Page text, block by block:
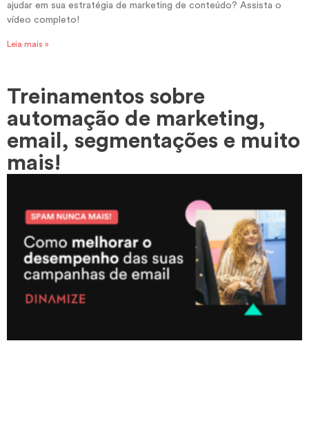
ajudar em sua estratégia de marketing de conteúdo? Assista o
vídeo completo!
Leia mais »
Treinamentos sobre
automação de marketing,
email, segmentações e muito
mais!